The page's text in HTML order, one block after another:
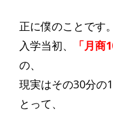
正に僕のことです。
入学当初、
「月商
の、
現実はその30分の
とって、